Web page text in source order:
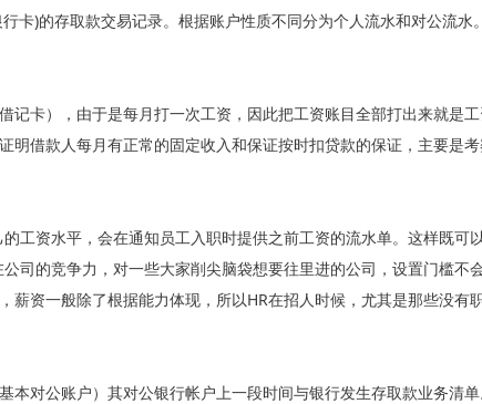
卡)的存取款交易记录。根据账户性质不同分为个人流水和对公流
记卡），由于是每月打一次工资，因此把工资账目全部打出来就是
明借款人每月有正常的固定收入和保证按时扣贷款的保证，主要是
工资水平，会在通知员工入职时提供之前工资的流水单。这样既可
司的竞争力，对一些大家削尖脑袋想要往里进的公司，设置门槛不
薪资一般除了根据能力体现，所以HR在招人时候，尤其是那些没有
本对公账户）其对公银行帐户上一段时间与银行发生存取款业务清